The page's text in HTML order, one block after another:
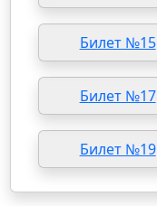
Билет №15
Билет №17
Билет №19